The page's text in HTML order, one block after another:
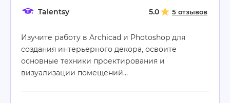
Talentsy 5 отзывов
5.0
Изучите работу в Archicad и Photoshop для
создания интерьерного декора, освоите
основные техники проектирования и
визуализации помещений…